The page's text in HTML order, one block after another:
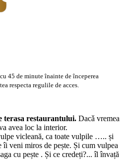
45 de minute înainte de începerea
respecta regulile de acces.
terasa restaurantului. Dacǎ vremea
avea loc la interior.
vicleană, ca toate vulpile ….. și
îi veni miros de pește. Și cum vulpea
cu pește . Și ce credeți?... îl învață